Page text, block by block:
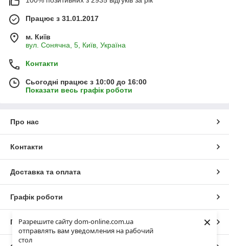
Разрешите сайту dom-online.com.ua
отправлять вам уведомления на рабочий
стол
×
Працює з 31.01.2017
м. Київ
вул. Сонячна, 5, Київ, Україна
Контакти
Сьогодні працює з 10:00 до 16:00
Показати весь графік роботи
Про нас
Контакти
Доставка та оплата
Графік роботи
Повна версія сайту